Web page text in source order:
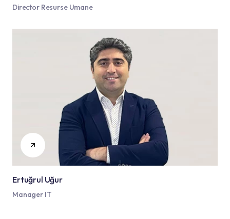
Director Resurse Umane
Ertuğrul Uğur
Manager IT